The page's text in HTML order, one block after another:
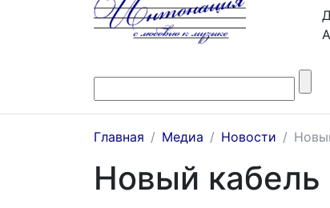
Главная Медиа Новости
Новый кабель